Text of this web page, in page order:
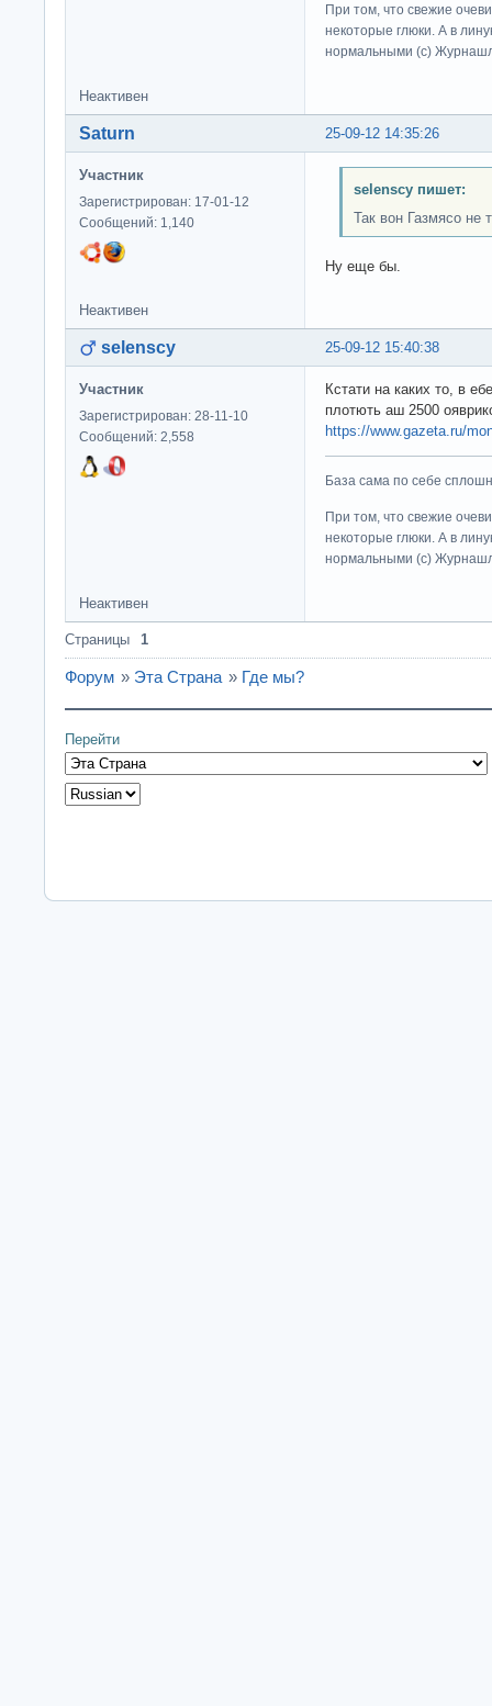
При том, что свежие
некоторые глюки. А в
нормальными (c)
Неактивен
25-09-12 14:35:26
Saturn
Участник
Зарегистрирован: 17-01-12
Сообщений: 1,140
selenscy пишет:
Так вон Газмясо не
Ну еще бы.
Неактивен
25-09-12 15:40:38
selenscy
Участник
Зарегистрирован: 28-11-10
Сообщений: 2,558
Кстати на каких то, в
плотють аш 2500
https://www.gazeta.ru/
База сама по себе
При том, что свежие
некоторые глюки. А в
нормальными (c)
Неактивен
Страницы 1
Форум » Эта Страна » Где мы?
Перейти